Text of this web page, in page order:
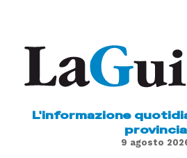
L'informazione
provincia
9 agosto